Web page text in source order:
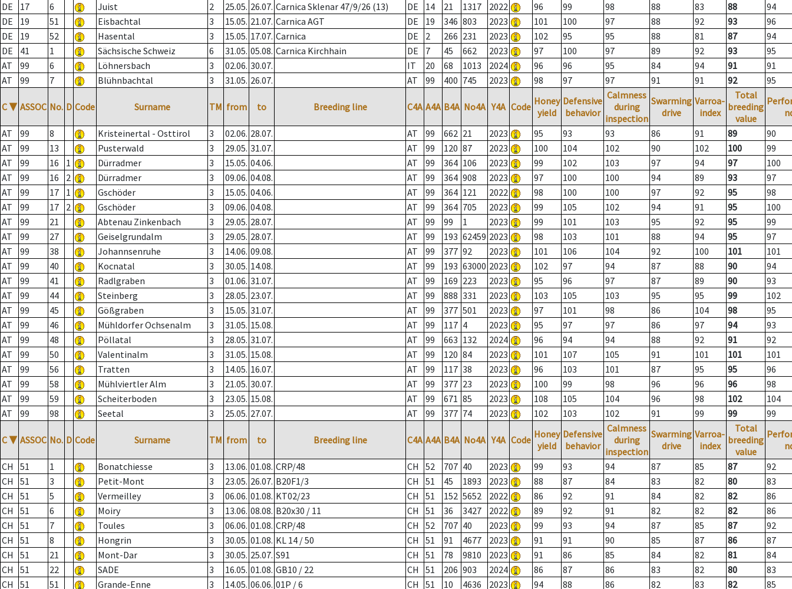
DE 17 6 Juist 2 25.05. 26.07. Carnica Sklenar 47/9/26 (13) DE 14 21 1317 2022 96 99 98 88 83 88
94
DE
19 51 Eisbachtal 3 15.05. 21.07. Carnica AGT DE 19 346 803 2023 101 100 97 88 92 93
96
DE
19 52 Hasental 3 15.05. 17.07. Carnica DE 2 266 231 2023 102 95 95 88 81 87
94
DE
41 1 Sächsische Schweiz 6 31.05. 05.08. Carnica Kirchhain DE 7 45 662 2023 97 100 97 89 92 93
95
AT
99 6 Löhnersbach 3 02.06. 30.07. IT 20 68 1013 2024 96 96 95 84 94 91
91
AT
99 7 Blühnbachtal 3 31.05. 26.07. AT 99 400 745 2023 98 97 97 91 91 92 95
C ▼ ASSOC No. D Code Surname TM from to Breeding line C4A A4A B4A No4A Y4A Code Honey
yield
Defensive
behavior
Calmness
during
inspection
Swarming
drive
Varroa-
index
Total
breeding
value
AT
99 8 Kristeinertal - Osttirol 3 02.06. 28.07. AT 99 662 21 2023 95 93 93 86 91 89
90
AT
99 13 Pusterwald 3 29.05. 31.07. AT 99 120 87 2023 100 104 102 90 102 100
99
AT
99 16 1 Dürradmer 3 15.05. 04.06. AT 99 364 106 2023 99 102 103 97 94 97
100
AT
99 16 2 Dürradmer 3 09.06. 04.08. AT 99 364 908 2023 97 100 100 94 89 93
97
AT
99 17 1 Gschöder 3 15.05. 04.06. AT 99 364 121 2022 98 100 100 97 92 95
98
AT
99 17 2 Gschöder 3 09.06. 04.08. AT 99 364 705 2023 99 105 102 94 91 95
100
AT
99 21 Abtenau Zinkenbach 3 29.05. 28.07. AT 99 99 1 2023 99 101 103 95 92 95
99
AT
99 27 Geiselgrundalm 3 29.05. 28.07. AT 99 193 62459 2023 98 103 101 88 94 95
97
AT
99 38 Johannsenruhe 3 14.06. 09.08. AT 99 377 92 2023 101 106 104 92 100 101
101
AT
99 40 Kocnatal 3 30.05. 14.08. AT 99 193 63000 2023 102 97 94 87 88 90
94
AT
99 41 Radlgraben 3 01.06. 31.07. AT 99 169 223 2023 95 96 97 87 89 90
93
AT
99 44 Steinberg 3 28.05. 23.07. AT 99 888 331 2023 103 105 103 95 95 99
102
AT
99 45 Gößgraben 3 15.05. 31.07. AT 99 377 501 2023 97 101 98 86 104 98
95
AT
99 46 Mühldorfer Ochsenalm 3 31.05. 15.08. AT 99 117 4 2023 95 97 97 86 97 94
93
AT
99 48 Pöllatal 3 28.05. 31.07. AT 99 663 132 2024 96 94 94 88 92 91
92
AT
99 50 Valentinalm 3 31.05. 15.08. AT 99 120 84 2023 101 107 105 91 101 101
101
AT
99 56 Tratten 3 14.05. 16.07. AT 99 117 38 2023 96 103 101 87 95 95
96
AT
99 58 Mühlviertler Alm 3 21.05. 30.07. AT 99 377 23 2023 100 99 98 96 96 96
98
AT
99 59 Scheiterboden 3 23.05. 15.08. AT 99 671 85 2023 108 105 104 96 98 102
104
AT
99 98 Seetal 3 25.05. 27.07. AT 99 377 74 2023 102 103 102 91 99 99 99
C ▼ ASSOC No. D Code Surname TM from to Breeding line C4A A4A B4A No4A Y4A Code Honey
yield
Defensive
behavior
Calmness
during
inspection
Swarming
drive
Varroa-
index
Total
breeding
value
CH
51 1 Bonatchiesse 3 13.06. 01.08. CRP/48 CH 52 707 40 2023 99 93 94 87 85 87
92
CH
51 3 Petit-Mont 3 23.05. 26.07. B20F1/3 CH 51 45 1893 2023 88 87 84 83 82 80
83
CH
51 5 Vermeilley 3 06.06. 01.08. KT02/23 CH 51 152 5652 2022 86 92 91 84 82 82
86
CH
51 6 Moiry 3 13.06. 08.08. B20x30 / 11 CH 51 36 3427 2022 89 92 91 82 82 82
86
CH
51 7 Toules 3 06.06. 01.08. CRP/48 CH 52 707 40 2023 99 93 94 87 85 87
92
CH
51 8 Hongrin 3 30.05. 01.08. KL 14 / 50 CH 51 91 4677 2023 91 91 90 85 87 86
87
CH
51 21 Mont-Dar 3 30.05. 25.07. S91 CH 51 78 9810 2023 91 86 85 84 82 81
84
CH
51 22 SADE 3 16.05. 01.08. GB10 / 22 CH 51 206 903 2024 86 87 86 83 82 80
83
CH
51 51 Grande-Enne 3 14.05. 06.06. 01P / 6 CH 51 10 4636 2023 94 88 86 82 83 82 85